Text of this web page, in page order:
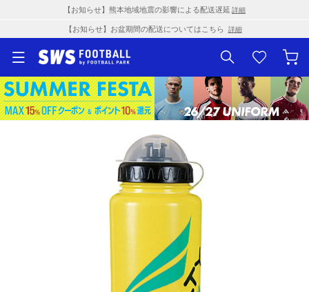
【お知らせ】熊本地域地震の影響による配送遅延 詳細
【お知らせ】お盆期間の配送についてはこちら 詳細